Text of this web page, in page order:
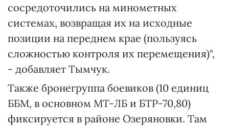
сосредоточились на минометных
системах, возвращая их на исходные
позиции на переднем крае (пользуясь
сложностью контроля их перемещения)",
- добавляет Тымчук.
Также бронегруппа боевиков (10 единиц
ББМ, в основном МТ-ЛБ и БТР-70,80)
фиксируется в районе Озеряновки. Там